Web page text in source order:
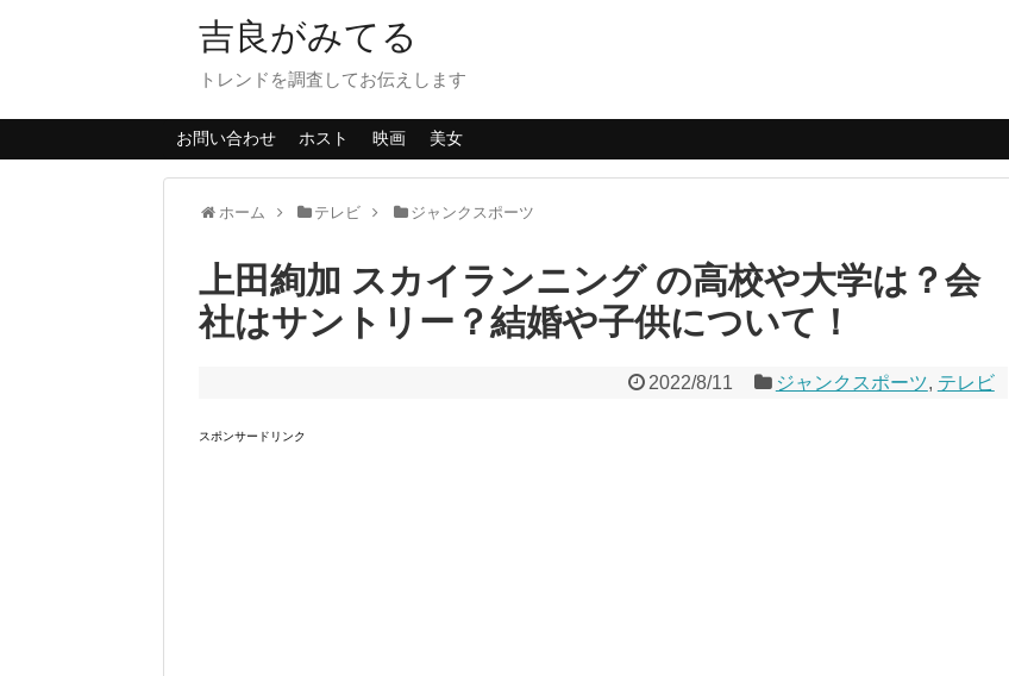
吉良がみてる
トレンドを調査してお伝えします
お問い合わせ ホスト 映画 美女
ホーム テレビ ジャンクスポーツ
上田絢加 スカイランニング の高校や大学は？会
社はサントリー？結婚や子供について！
2022/8/11 ジャンクスポーツ, テレビ
スポンサードリンク